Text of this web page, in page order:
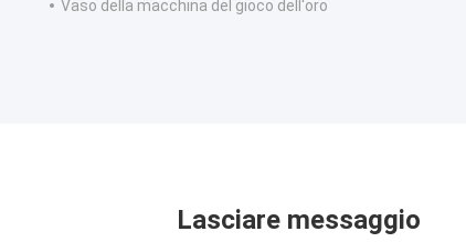
Vaso della macchina del gioco dell'oro
Lasciare messaggio